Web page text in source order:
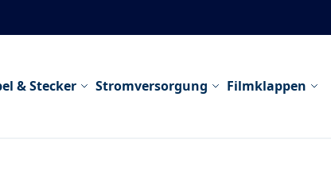
& Stecker Stromversorgung Filmklappen